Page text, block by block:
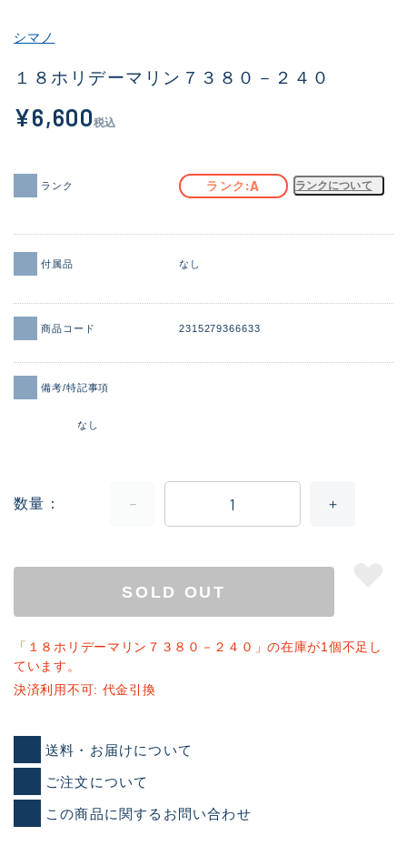
新商品 (1973)
価格
シマノ
１８ホリデーマリン７３８０－２４０
¥6,600税込
ランク ランク A ランクについて
付属品 なし
商品コード 2315279366633
備考/特記事項
なし
数量
SOLD OUT
「１８ホリデーマリン７３８０－２４０」の在庫が1個不足し
ています。
決済利用不可: 代金引換
送料・お届けについて
ご注文について
この商品に関するお問い合わせ